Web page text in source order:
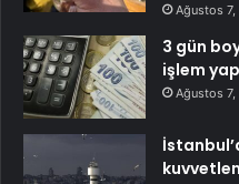
Ağustos
3 gün
işlem
Ağustos